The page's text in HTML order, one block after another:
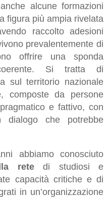
alcune formazioni
figura più ampia rivelata
raccolto adesioni
prevalentemente di
offrire una sponda
Si tratta di
sul territorio nazionale
composte da persone
e fattivo, con
dialogo che potrebbe
abbiamo conosciuto
retedi studiosi e
capacità critiche e di
in un’organizzazione